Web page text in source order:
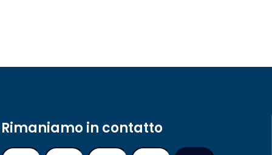
Rimaniamo in contatto